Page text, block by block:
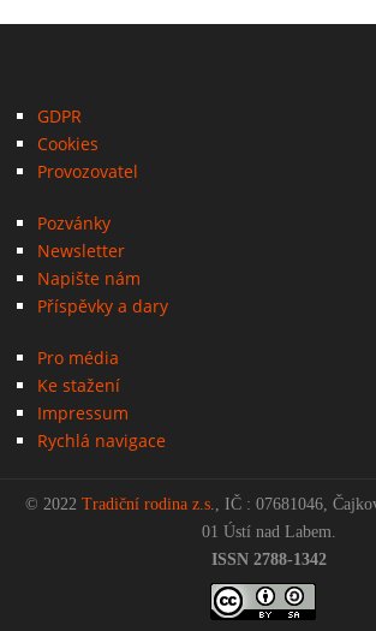
GDPR
Cookies
Provozovatel
Pozvánky
Newsletter
Napište nám
Příspěvky a dary
Pro média
Ke stažení
Impressum
Rychlá navigace
© 2022 Tradiční rodina z.s., IČ : 07681046,
01 Ústí nad Labem.
ISSN 2788-1342